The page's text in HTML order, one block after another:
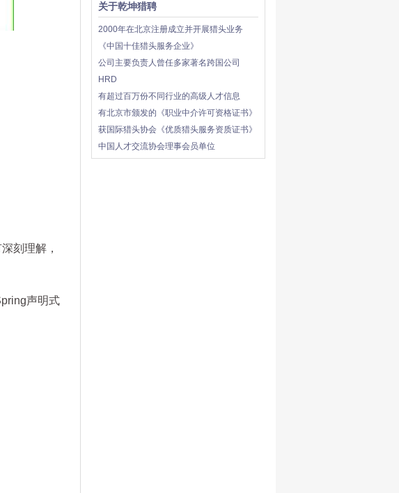
刻理解，
声明式
关于乾坤猎聘
2000年在北京注册成立并开展猎头业务
《中国十佳猎头服务企业》
公司主要负责人曾任多家著名跨国公司
HRD
有超过百万份不同行业的高级人才信息
有北京市颁发的《职业中介许可资格证书》
获国际猎头协会《优质猎头服务资质证书》
中国人才交流协会理事会员单位